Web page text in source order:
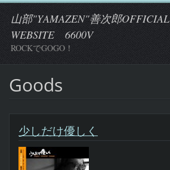
山部"YAMAZEN"善次郎OFFICIAL
WEBSITE 6600V
ROCKでGOGO！
Goods
少しだけ優しく